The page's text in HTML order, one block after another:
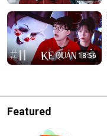
18:56
Featured